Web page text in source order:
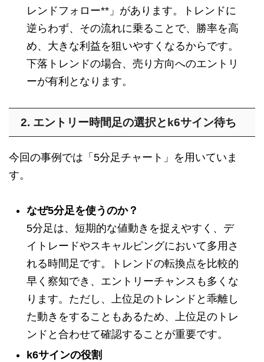
レンドフォロー**」があります。トレンドに
逆らわず、その流れに乗ることで、勝率を高
め、大きな利益を狙いやすくなるからです。
下落トレンドの場合、売り方向へのエントリ
ーが有利となります。
2. エントリー時間足の選択とk6サイン待ち
今回の事例では「5分足チャート」を用いていま
す。
なぜ5分足を使うのか？
5分足は、短期的な値動きを捉えやすく、デ
イトレードやスキャルピングにおいて多用さ
れる時間足です。トレンドの転換点を比較的
早く察知でき、エントリーチャンスも多くな
ります。ただし、上位足のトレンドと乖離し
た動きをすることもあるため、上位足のトレ
ンドと合わせて確認することが重要です。
k6サインの役割